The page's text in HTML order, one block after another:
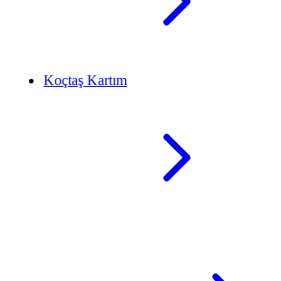
Koçtaş Kartım